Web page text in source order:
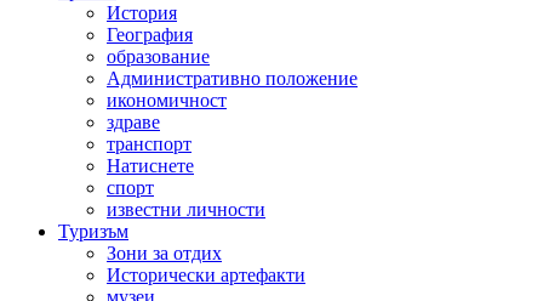
История
География
образование
Административно положение
икономичност
здраве
транспорт
Натиснете
спорт
известни личности
Туризъм
Зони за отдих
Исторически артефакти
музеи